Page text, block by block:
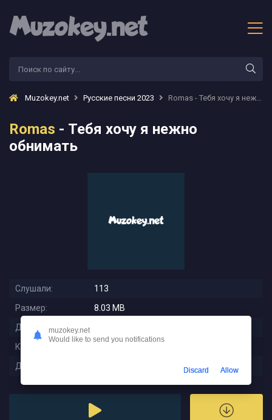
Muzokey.net Русские песни 2023 Romas - Тебя хочу я нежно обнимать
Romas - Тебя хочу я нежно
обнимать
Слушали:
113
Размер:
8.03 MB
Длительность:
Качество:
Дата релиза:
muzokey.net
Would like to send you notifications
Discard Allow